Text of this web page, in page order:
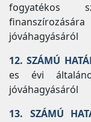
fogyatékos
jóváhagyásáról
12. SZÁMÚ
es évi
jóváhagyásáról
13. SZÁMÚ